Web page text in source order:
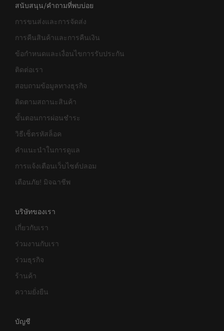
สนับสนุน/คำถามที่พบบ่อย
การขนส่งและการจัดส่ง
การคืนสินค้าและการคืนเงิน
ข้อกำหนดและเงื่อนไขการรับประกัน
ติดต่อเรา
สอบถามข้อมูลทางธุรกิจ
ติดตามสถานะสินค้า
ขั้นตอนการผ่อนชำระ
วิธีเซ็ตรหัสล็อค
คำแนะนำในการดูแล
การแจ้งเตือนเว็บไซต์ปลอม
เตือนภัย! มิจฉาชีพ
บริษัทของเรา
เกี่ยวกับเรา
ร่วมงานกับเรา
ร่วมธุรกิจ
ร้านค้า
ความยั่งยืน
บัญชี